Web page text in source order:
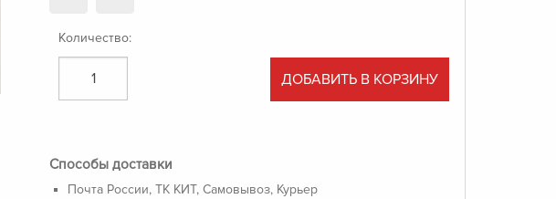
Количество:
ДОБАВИТЬ В КОРЗИНУ
Способы доставки
Почта России, ТК КИТ, Самовывоз, Курьер